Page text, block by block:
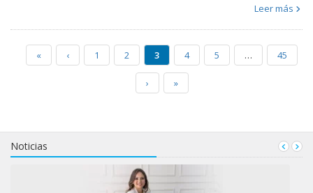
Leer más
« ‹ 1 2 3 4 5 … 45
› »
Noticias